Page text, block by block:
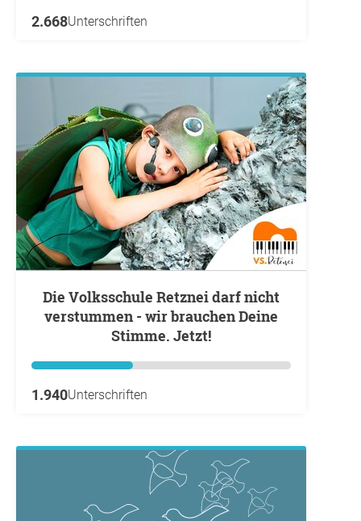
2.668Unterschriften
Die Volksschule Retznei darf nicht
verstummen - wir brauchen Deine
Stimme. Jetzt!
1.940Unterschriften